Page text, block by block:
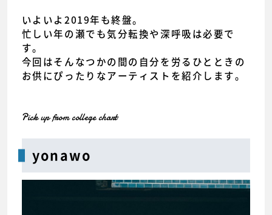
いよいよ2019年も終盤。
忙しい年の瀬でも気分転換や深呼吸は必要で
す。
今回はそんなつかの間の自分を労るひとときの
お供にぴったりなアーティストを紹介します。
Pick up from college chart
yonawo